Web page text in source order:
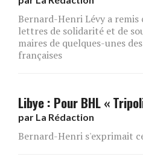
Bernard-Henri Lévy a remis
lettres de solidarité et de
maires de quelques-unes
françaises
Libye : Pour BHL «
par La Rédaction
Bernard-Henri s'exprimait